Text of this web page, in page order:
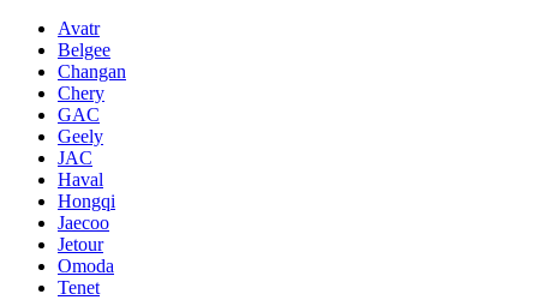
Avatr
Belgee
Changan
Chery
GAC
Geely
JAC
Haval
Hongqi
Jaecoo
Jetour
Omoda
Tenet